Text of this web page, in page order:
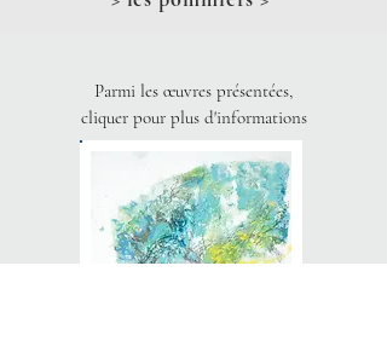
Parmi les œuvres présentées,
cliquer pour plus d'informations